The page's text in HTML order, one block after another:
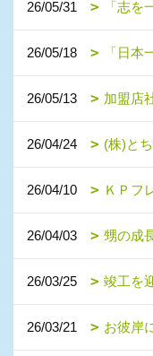
26/05/31 「志を
26/05/18 「日本
26/05/13 加盟店
26/04/24 (株)と
26/04/10 ＫＰフ
26/04/03 甥の成
26/03/25 竣工を
26/03/21 お彼岸